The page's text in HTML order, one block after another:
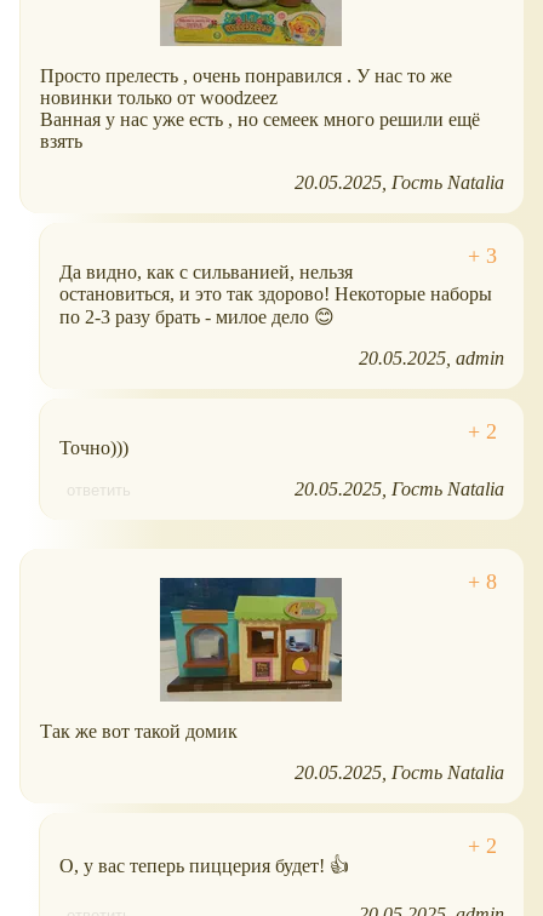
Просто прелесть , очень понравился . У нас то же
новинки только от woodzeez
Ванная у нас уже есть , но семеек много решили ещё
взять
20.05.2025 Гость Natalia
Да видно, как с сильванией, нельзя
остановиться, и это так здорово! Некоторые наборы
по 2-3 разу брать - милое дело 😊
20.05.2025 admin
Точно)))
ответить 20.05.2025 Гость Natalia
Так же вот такой домик
20.05.2025 Гость Natalia
О, у вас теперь пиццерия будет! 👍